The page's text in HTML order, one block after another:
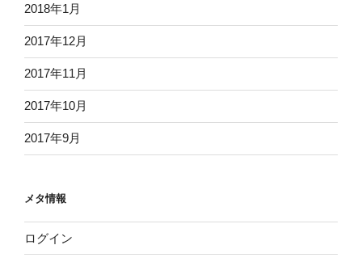
2018年1月
2017年12月
2017年11月
2017年10月
2017年9月
メタ情報
ログイン